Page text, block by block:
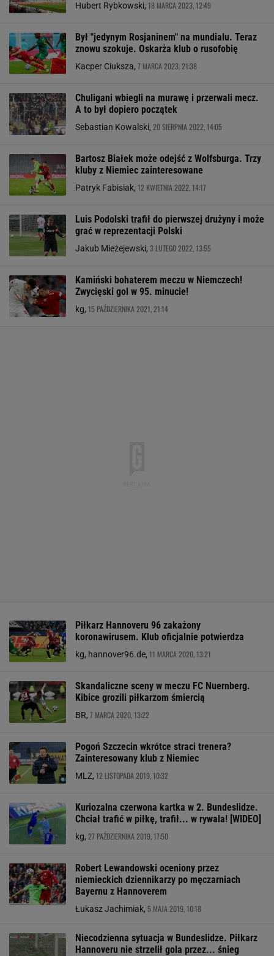
Hubert Rybkowski, 18 MARCA 2023, 12:49
Był "jedynym Rosjaninem" na mundialu. Teraz
znowu szokuje. Oskarża klub o rusofobię
Kacper Ciuksza, 7 MARCA 2023, 21:38
Chuligani wbiegli na murawę i przerwali mecz.
A to był dopiero początek
Sebastian Kowalski, 20 SIERPNIA 2022, 14:05
Bartosz Białek może odejść z Wolfsburga. Trzy
kluby z Niemiec zainteresowane
Patryk Fabisiak, 12 KWIETNIA 2022, 14:17
Luis Podolski trafił do pierwszej drużyny i może
grać w reprezentacji Polski
Jakub Mieżejewski, 3 LUTEGO 2022, 13:55
Kamiński bohaterem meczu w Niemczech!
Zwycięski gol w 95. minucie!
kg, 15 PAŹDZIERNIKA 2021, 21:14
Piłkarz Hannoveru 96 zakażony
koronawirusem. Klub oficjalnie potwierdza
kg, hannover96.de, 11 MARCA 2020, 13:21
Skandaliczne sceny w meczu FC Nuernberg.
Kibice grozili piłkarzom śmiercią
BR, 7 MARCA 2020, 13:22
Pogoń Szczecin wkrótce straci trenera?
Zainteresowany klub z Niemiec
MLZ, 12 LISTOPADA 2019, 10:32
Kuriozalna czerwona kartka w 2. Bundeslidze.
Chciał trafić w piłkę, trafił... w rywala! [WIDEO]
kg, 27 PAŹDZIERNIKA 2019, 17:50
Robert Lewandowski oceniony przez
niemieckich dziennikarzy po męczarniach
Bayernu z Hannoverem
Łukasz Jachimiak, 5 MAJA 2019, 10:18
Niecodzienna sytuacja w Bundeslidze. Piłkarz
Hannoveru nie strzelił gola przez... śnieg